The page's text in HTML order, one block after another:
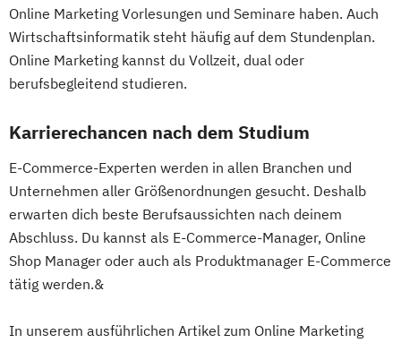
Online Marketing Vorlesungen und Seminare haben. Auch
Wirtschaftsinformatik steht häufig auf dem Stundenplan.
Online Marketing kannst du Vollzeit, dual oder
berufsbegleitend studieren.
Karrierechancen nach dem Studium
E-Commerce-Experten werden in allen Branchen und
Unternehmen aller Größenordnungen gesucht. Deshalb
erwarten dich beste Berufsaussichten nach deinem
Abschluss. Du kannst als E-Commerce-Manager, Online
Shop Manager oder auch als Produktmanager E-Commerce
tätig werden.&
In unserem ausführlichen Artikel zum Online Marketing